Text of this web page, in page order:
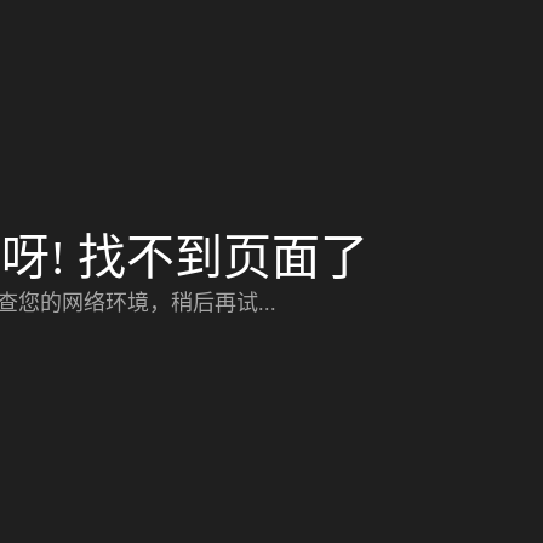
! 找不到页面了
您的网络环境，稍后再试...